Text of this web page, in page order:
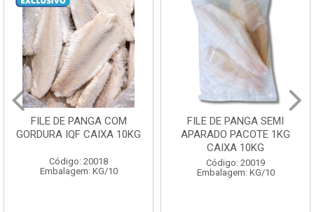
FILE DE PANGA SEMI
APARADO PACOTE 1KG
Código: 20019
Embalagem: KG/10
POLACA DESFIADA
PESCAMARES PCT5KG
CX10KG
Código: 20161
Embalagem: KG/10